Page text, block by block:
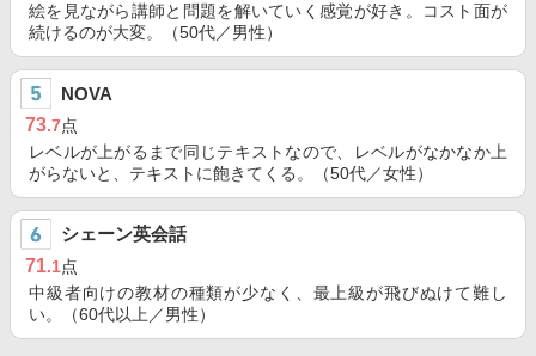
絵を見ながら講師と問題を解いていく感覚が好き。コスト面が
続けるのが大変。（50代／男性）
NOVA
73.7点
レベルが上がるまで同じテキストなので、レベルがなかなか上
がらないと、テキストに飽きてくる。（50代／女性）
シェーン英会話
71.1点
中級者向けの教材の種類が少なく、最上級が飛びぬけて難し
い。（60代以上／男性）